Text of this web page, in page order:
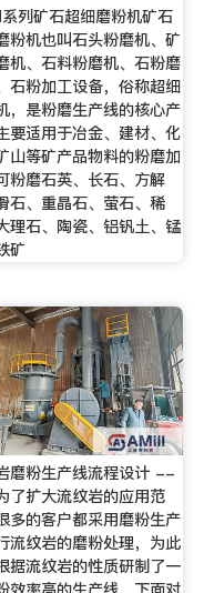
列矿石超细磨粉机矿石
粉机也叫石头粉磨机、矿
机、石料粉磨机、石粉磨
石粉加工设备，俗称超细
，是粉磨生产线的核心产
要适用于冶金、建材、化
山等矿产品物料的粉磨加
粉磨石英、长石、方解
石、重晶石、萤石、稀
理石、陶瓷、铝钒土、锰
矿
磨粉生产线流程设计 --
了扩大流纹岩的应用范
多的客户都采用磨粉生产
流纹岩的磨粉处理，为此
据流纹岩的性质研制了一